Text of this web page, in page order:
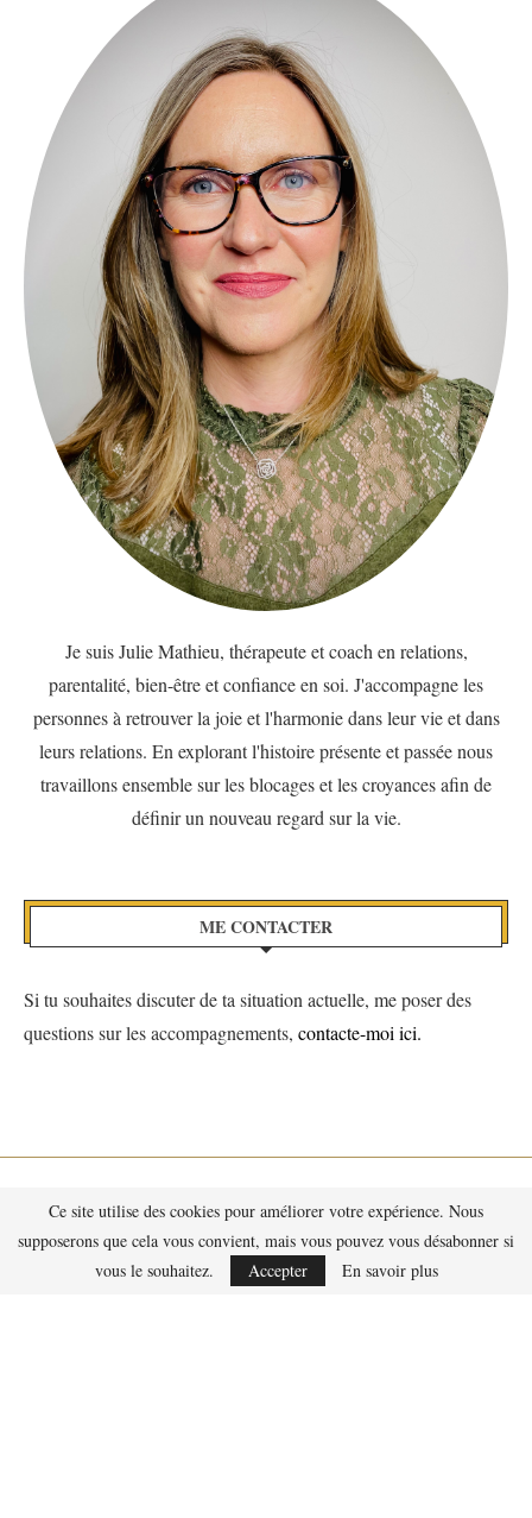
Je suis Julie Mathieu, thérapeute et coach en relations,
parentalité, bien-être et confiance en soi. J'accompagne les
personnes à retrouver la joie et l'harmonie dans leur vie et dans
leurs relations. En explorant l'histoire présente et passée nous
travaillons ensemble sur les blocages et les croyances afin de
définir un nouveau regard sur la vie.
ME CONTACTER
Si tu souhaites discuter de ta situation actuelle, me poser des
questions sur les accompagnements, contacte-moi ici.
Ce site utilise des cookies pour améliorer votre expérience. Nous
supposerons que cela vous convient, mais vous pouvez vous désabonner si
vous le souhaitez.
Accepter En savoir plus